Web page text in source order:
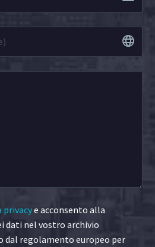
e acconsento alla
dati nel vostro archivio
dal regolamento europeo per